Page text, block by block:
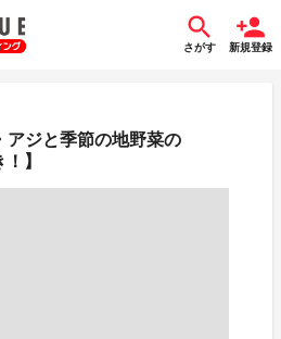
さがす 新規登録
ジと季節の地野菜の
】